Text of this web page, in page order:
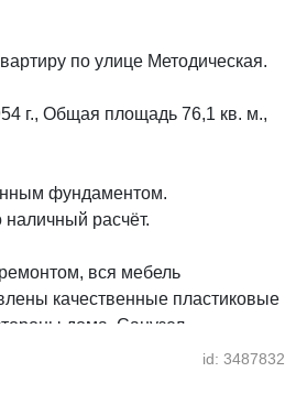
по улице Методическая.
г., Общая площадь 76,1 кв. м.,
фундаментом.
расчёт.
вся мебель
качественные пластиковые
дома. Санузел
облицован кафелем. Всеid: 3487832